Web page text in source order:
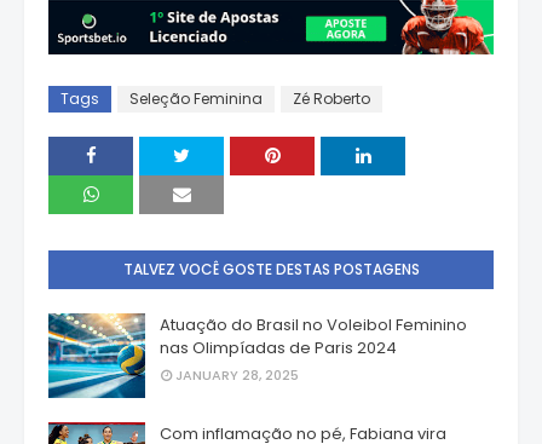
Tags Seleção Feminina Zé Roberto
TALVEZ VOCÊ GOSTE DESTAS POSTAGENS
Atuação do Brasil no Voleibol Feminino
nas Olimpíadas de Paris 2024
JANUARY 28, 2025
Com inflamação no pé, Fabiana vira